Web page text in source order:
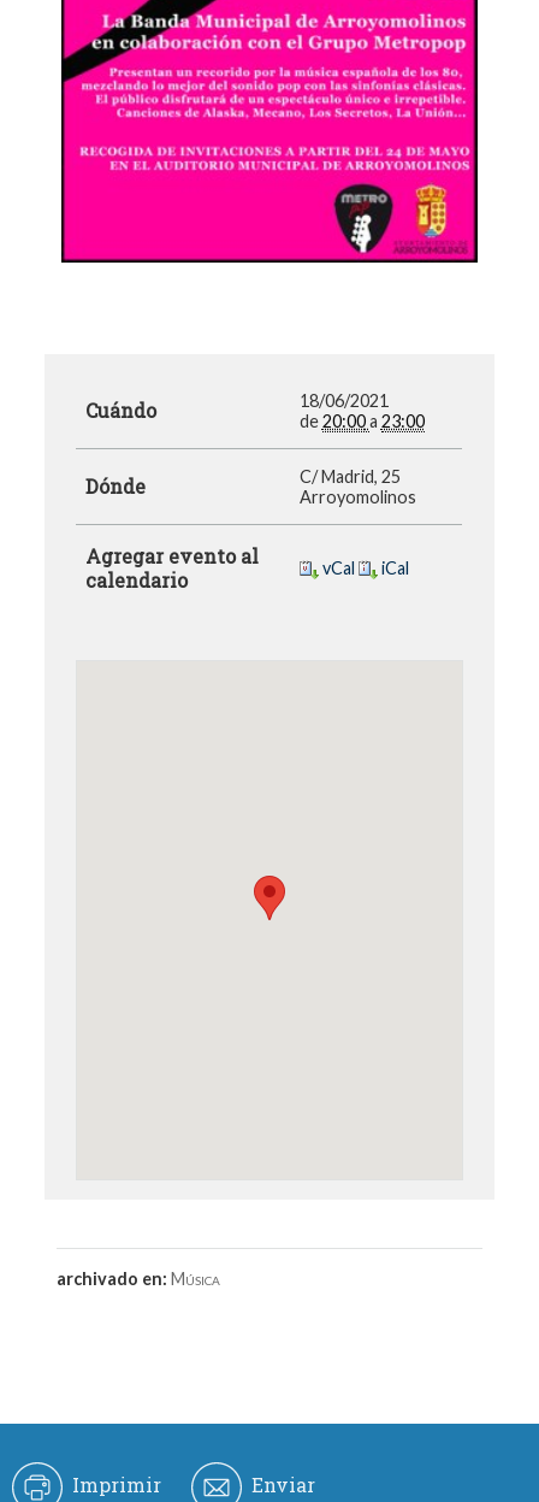
Cuándo
18/06/2021
de20:00 a 23:00
Dónde
C/ Madrid, 25
Arroyomolinos
Agregar evento al
calendario
vCal iCal
archivado en:Música
Imprimir Enviar